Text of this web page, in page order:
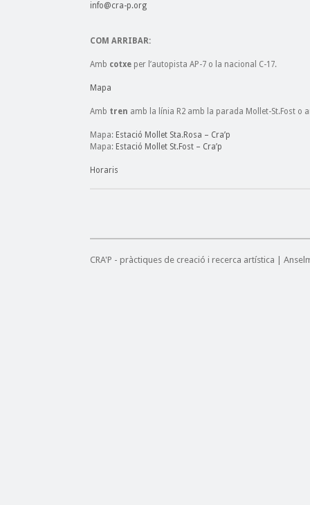
info@cra-p.org
COM ARRIBAR:
Amb cotxe per l’autopista AP-7 o la nacional C-17.
Mapa
Amb tren amb la línia R2 amb la parada Mollet-St.Fost o
Mapa: Estació Mollet Sta.Rosa – Cra’p
Mapa: Estació Mollet St.Fost – Cra’p
Horaris
CRA'P - pràctiques de creació i recerca artística |